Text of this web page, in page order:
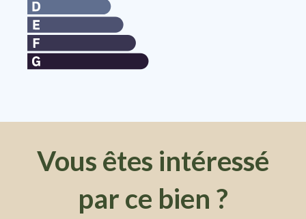
Vous êtes intéressé
par ce bien ?